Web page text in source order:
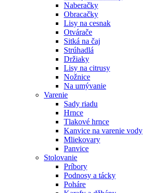
Naberačky
Obracačky
Lisy na cesnak
Otvárače
Sitká na čaj
Strúhadlá
Držiaky
Lisy na citrusy
Nožnice
Na umývanie
Varenie
Sady riadu
Hrnce
Tlakové hrnce
Kanvice na varenie vody
Mliekovary
Panvice
Stolovanie
Príbory
Podnosy a tácky
Poháre